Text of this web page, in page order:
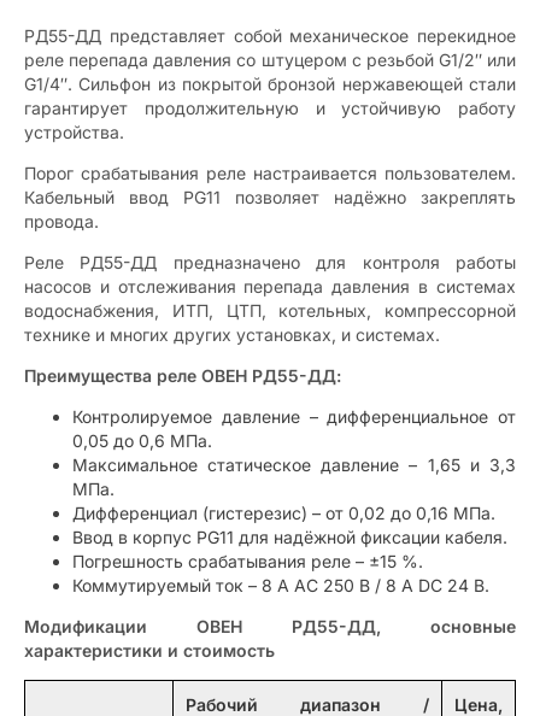
РД55-ДД представляет собой механическое перекидное
реле перепада давления со штуцером с резьбой G1/2″ или
G1/4″. Сильфон из покрытой бронзой нержавеющей стали
гарантирует продолжительную и устойчивую работу
устройства.
Порог срабатывания реле настраивается пользователем.
Кабельный ввод PG11 позволяет надёжно закреплять
провода.
Реле РД55-ДД предназначено для контроля работы
насосов и отслеживания перепада давления в системах
водоснабжения, ИТП, ЦТП, котельных, компрессорной
технике и многих других установках, и системах.
Преимущества реле ОВЕН РД55-ДД:
Контролируемое давление – дифференциальное от
0,05 до 0,6 МПа.
Максимальное статическое давление – 1,65 и 3,3
МПа.
Дифференциал (гистерезис) – от 0,02 до 0,16 МПа.
Ввод в корпус PG11 для надёжной фиксации кабеля.
Погрешность срабатывания реле – ±15 %.
Коммутируемый ток – 8 А AC 250 В / 8 А DC 24 В.
Модификации ОВЕН РД55-ДД, основные
характеристики и стоимость
Рабочий диапазон /
Цена,